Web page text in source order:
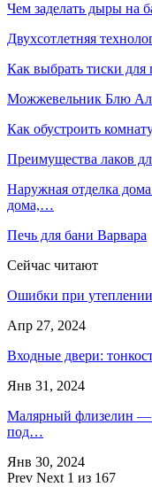
Чем заделать дыры на
Двухсотлетняя
Как выбрать тиски для
Можжевельник Блю
Как обустроить
Преимущества лаков
Наружная отделка
дома,…
Печь для бани Варвара
Сейчас читают
Ошибки при
Апр 27, 2024
Входные двери:
Янв 31, 2024
Малярный флизелин —
под…
Янв 30, 2024
Prev Next 1 из 167